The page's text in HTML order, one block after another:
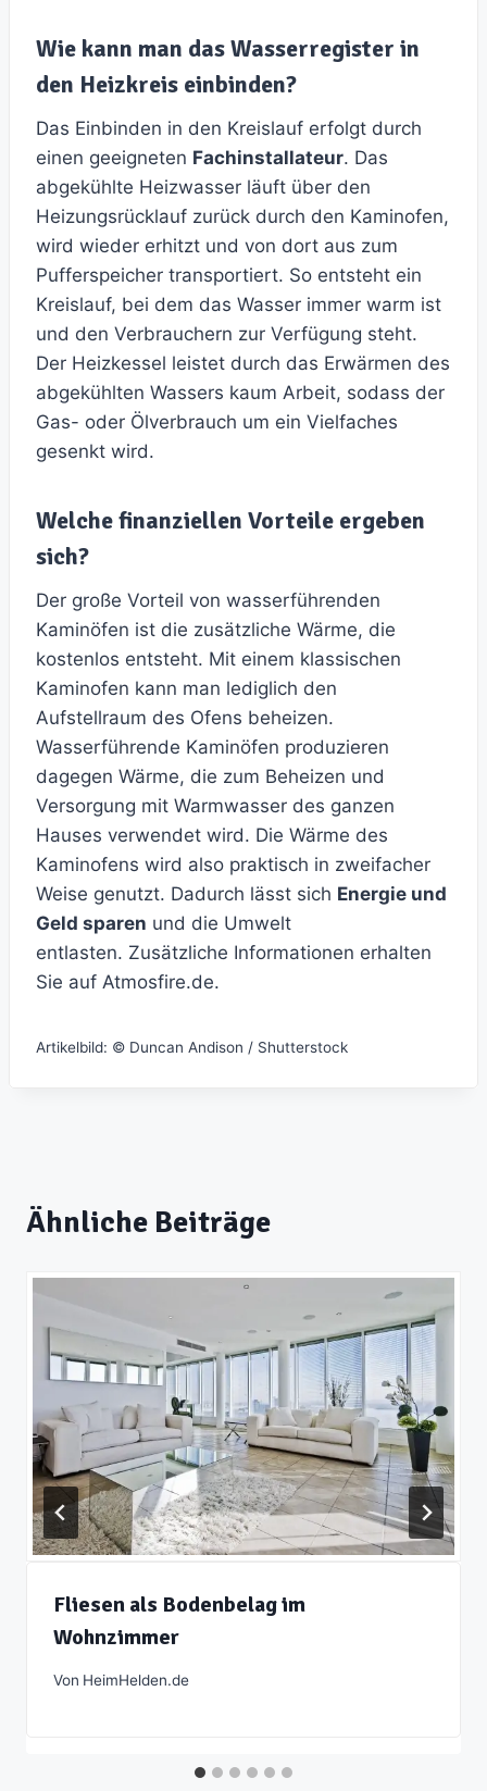
Wie kann man das Wasserregister in
den Heizkreis einbinden?
Das Einbinden in den Kreislauf erfolgt durch
einen geeigneten Fachinstallateur. Das
abgekühlte Heizwasser läuft über den
Heizungsrücklauf zurück durch den Kaminofen,
wird wieder erhitzt und von dort aus zum
Pufferspeicher transportiert. So entsteht ein
Kreislauf, bei dem das Wasser immer warm ist
und den Verbrauchern zur Verfügung steht.
Der Heizkessel leistet durch das Erwärmen des
abgekühlten Wassers kaum Arbeit, sodass der
Gas- oder Ölverbrauch um ein Vielfaches
gesenkt wird.
Welche finanziellen Vorteile ergeben
sich?
Der große Vorteil von wasserführenden
Kaminöfen ist die zusätzliche Wärme, die
kostenlos entsteht. Mit einem klassischen
Kaminofen kann man lediglich den
Aufstellraum des Ofens beheizen.
Wasserführende Kaminöfen produzieren
dagegen Wärme, die zum Beheizen und
Versorgung mit Warmwasser des ganzen
Hauses verwendet wird. Die Wärme des
Kaminofens wird also praktisch in zweifacher
Weise genutzt. Dadurch lässt sich Energie und
Geld sparen und die Umwelt
entlasten. Zusätzliche Informationen erhalten
Sie auf Atmosfire.de.
Artikelbild: © Duncan Andison / Shutterstock
Ähnliche Beiträge
Fliesen als Bodenbelag im
Wohnzimmer
Von HeimHelden.de